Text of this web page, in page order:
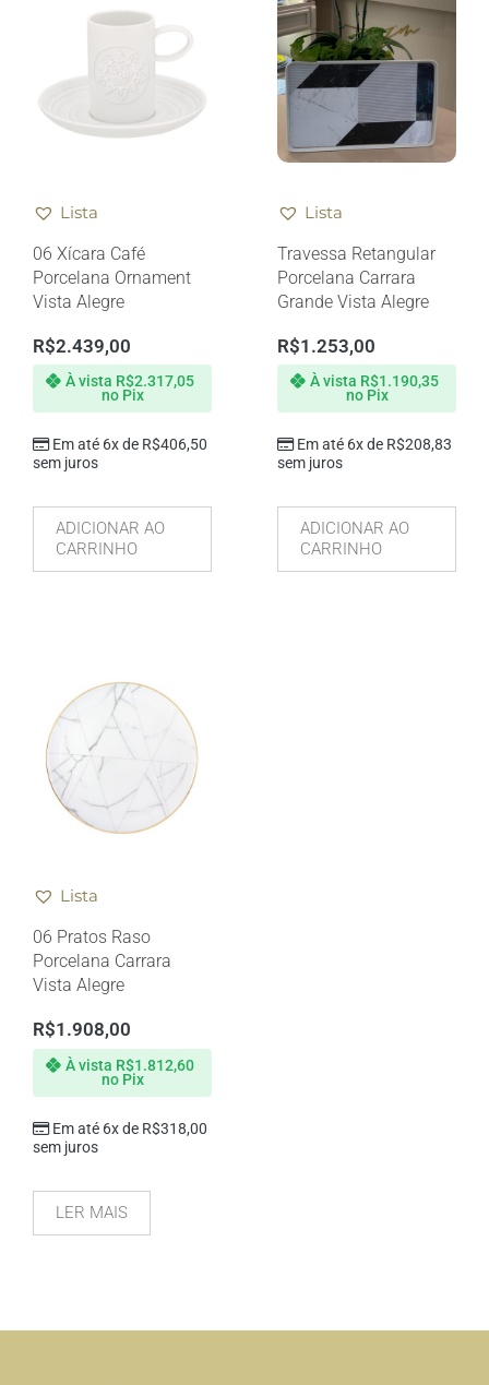
Lista
06 Xícara Café
Porcelana Ornament
Vista Alegre
R$2.439,00
Em até 6x de R$406,50
sem juros
À vista R$2.317,05
no Pix
ADICIONAR AO
CARRINHO
Lista
Travessa Retangular
Porcelana Carrara
Grande Vista Alegre
R$1.253,00
Em até 6x de R$208,83
sem juros
À vista R$1.190,35
no Pix
ADICIONAR AO
CARRINHO
Lista
06 Pratos Raso
Porcelana Carrara
Vista Alegre
R$1.908,00
Em até 6x de R$318,00
sem juros
À vista R$1.812,60
no Pix
LER MAIS